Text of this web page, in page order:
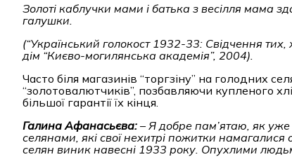
Золоті каблучки мами і батька з весілля мама
галушки.
(“Український голокост 1932-33: Свідчення
дім “Києво-могилянська академія”, 2004).
Часто біля магазинів “торгзіну” на голодних
“золотовалютчиків”, позбавляючи купленого
більшої гарантії їх кінця.
Галина Афанасьєва: – Я добре пам’ятаю, як
селянами, які свої нехитрі пожитки
селян виник навесні 1933 року. Опухлими